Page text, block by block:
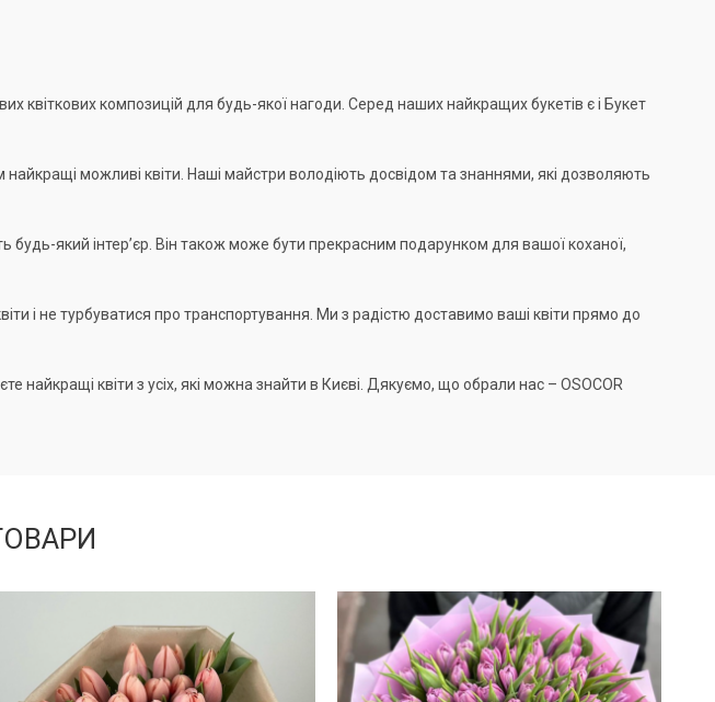
квіткових композицій для будь-якої нагоди. Серед наших найкращих букетів є і Букет
можливі квіти. Наші майстри володіють досвідом та знаннями, які дозволяють
будь-який інтер’єр. Він також може бути прекрасним подарунком для вашої коханої,
і не турбуватися про транспортування. Ми з радістю доставимо ваші квіти прямо до
найкращі квіти з усіх, які можна знайти в Києві. Дякуємо, що обрали нас – OSOCOR